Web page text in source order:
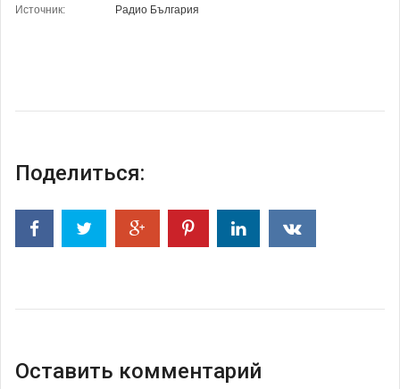
Источник: Радио България
Поделиться:
Оставить комментарий